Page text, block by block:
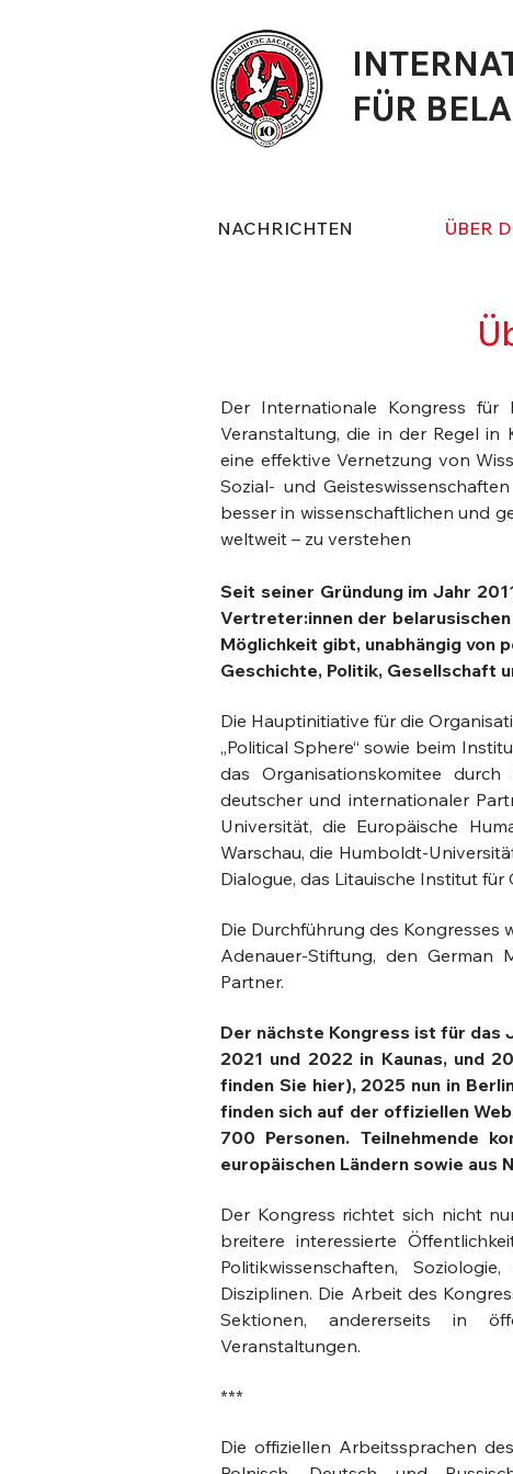
FÜR
NACHRICHTEN ÜBER
Der Internationale Kongress für
Veranstaltung, die in der Regel in
eine effektive Vernetzung von
Sozial- und
besser in wissenschaftlichen und
weltweit – zu verstehen
Seit seiner Gründung im Jahr
Vertreter:innen der
Möglichkeit gibt, unabhängig von
Geschichte, Politik, Gesellschaft
Die Hauptinitiative für die
„Political Sphere“ sowie beim
das Organisationskomitee durch
deutscher und internationaler
Universität, die Europäische
Warschau, die Humboldt-
Dialogue, das Litauische Institut
Die Durchführung des Kongresses
Adenauer-Stiftung, den German
Partner.
Der nächste Kongress ist für das
2021 und 2022 in Kaunas, und
finden Sie hier), 2025 nun in
finden sich auf der offiziellen
700 Personen. Teilnehmende
europäischen Ländern sowie aus
Der Kongress richtet sich nicht
breitere interessierte
Politikwissenschaften,
Disziplinen. Die Arbeit des
Sektionen, andererseits in
Veranstaltungen.
***
Die offiziellen Arbeitssprachen